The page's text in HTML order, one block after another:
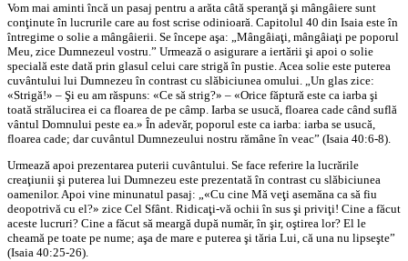
Vom mai aminti încă un pasaj pentru a arăta câtă speranţă şi mângâiere sunt
conţinute în lucrurile care au fost scrise odinioară. Capitolul 40 din Isaia este în
întregime o solie a mângâierii. Se începe aşa: „Mângâiaţi, mângâiaţi pe poporul
Meu, zice Dumnezeul vostru.” Urmează o asigurare a iertării şi apoi o solie
specială este dată prin glasul celui care strigă în pustie. Acea solie este puterea
cuvântului lui Dumnezeu în contrast cu slăbiciunea omului. „Un glas zice:
«Strigă!» – Şi eu am răspuns: «Ce să strig?» – «Orice făptură este ca iarba şi
toată strălucirea ei ca floarea de pe câmp. Iarba se usucă, floarea cade când suflă
vântul Domnului peste ea.» În adevăr, poporul este ca iarba: iarba se usucă,
floarea cade; dar cuvântul Dumnezeului nostru rămâne în veac” (Isaia 40:6-8).
Urmează apoi prezentarea puterii cuvântului. Se face referire la lucrările
creaţiunii şi puterea lui Dumnezeu este prezentată în contrast cu slăbiciunea
oamenilor. Apoi vine minunatul pasaj: „«Cu cine Mă veţi asemăna ca să fiu
deopotrivă cu el?» zice Cel Sfânt. Ridicaţi-vă ochii în sus şi priviţi! Cine a făcut
aceste lucruri? Cine a făcut să meargă după număr, în şir, oştirea lor? El le
cheamă pe toate pe nume; aşa de mare e puterea şi tăria Lui, că una nu lipseşte”
(Isaia 40:25-26).